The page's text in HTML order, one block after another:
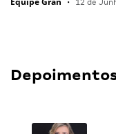
• 12 de